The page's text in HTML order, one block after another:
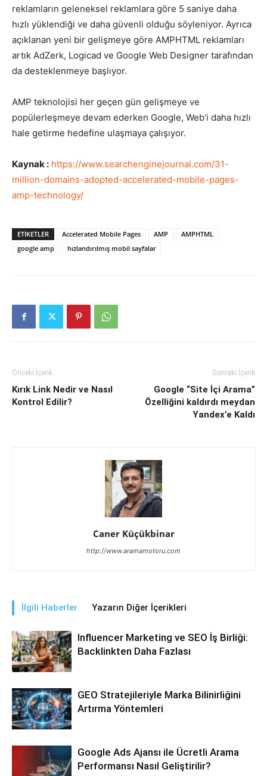
reklamların geleneksel reklamlara göre 5 saniye daha
hızlı yüklendiği ve daha güvenli olduğu söyleniyor. Ayrıca
açıklanan yeni bir gelişmeye göre AMPHTML reklamları
artık AdZerk, Logicad ve Google Web Designer tarafından
da desteklenmeye başlıyor.
AMP teknolojisi her geçen gün gelişmeye ve
popülerleşmeye devam ederken Google, Web’i daha hızlı
hale getirme hedefine ulaşmaya çalışıyor.
Kaynak : https://www.searchenginejournal.com/31-
million-domains-adopted-accelerated-mobile-pages-
amp-technology/
ETIKETLER Accelerated Mobile Pages AMP
AMPHTML
google amp
hızlandırılmış mobil sayfalar
Önceki İçerik
Kırık Link Nedir ve Nasıl
Kontrol Edilir?
Sonraki İçerik
Google “Site İçi Arama”
Özelliğini kaldırdı meydan
Yandex’e Kaldı
Caner Küçükbinar
http://www.aramamotoru.com
İlgili Haberler Yazarın Diğer İçerikleri
Influencer Marketing ve SEO İş Birliği:
Backlinkten Daha Fazlası
GEO Stratejileriyle Marka Bilinirliğini
Artırma Yöntemleri
Google Ads Ajansı ile Ücretli Arama
Performansı Nasıl Geliştirilir?